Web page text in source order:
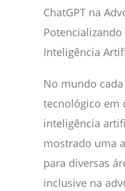
ChatGPT na
Inteligência
No mundo
tecnológico em
inteligência
mostrado uma
para diversas
inclusive na